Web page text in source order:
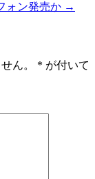
ォン発売か →
ん。 * が付いて